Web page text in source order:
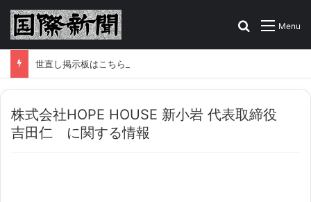
Menu
Search for
株式会社HOPE HOUSE 新小岩 代表取締役
吉田仁 に関する情報